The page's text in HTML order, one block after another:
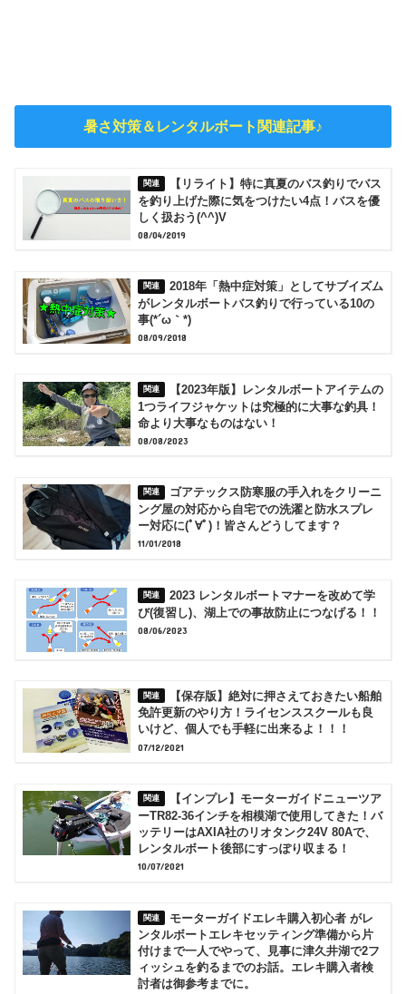
暑さ対策＆レンタルボート関連記事♪
【リライト】特に真夏のバス釣りでバス
を釣り上げた際に気をつけたい4点！バスを優
しく扱おう(^^)V
08/04/2019
2018年「熱中症対策」としてサブイズム
がレンタルボートバス釣りで行っている10の
事(*´ω｀*)
08/09/2018
【2023年版】レンタルボートアイテムの
1つライフジャケットは究極的に大事な釣具！
命より大事なものはない！
08/08/2023
ゴアテックス防寒服の手入れをクリーニ
ング屋の対応から自宅での洗濯と防水スプレ
ー対応に(ﾟ∀ﾟ)！皆さんどうしてます？
11/01/2018
2023 レンタルボートマナーを改めて学
び(復習し)、湖上での事故防止につなげる！！
08/06/2023
【保存版】絶対に押さえておきたい船舶
免許更新のやり方！ライセンススクールも良
いけど、個人でも手軽に出来るよ！！！
07/12/2021
【インプレ】モーターガイドニューツア
ーTR82-36インチを相模湖で使用してきた！バ
ッテリーはAXIA社のリオタンク24V 80Aで、
レンタルボート後部にすっぽり収まる！
10/07/2021
モーターガイドエレキ購入初心者 がレ
ンタルボートエレキセッティング準備から片
付けまで一人でやって、見事に津久井湖で2フ
ィッシュを釣るまでのお話。エレキ購入者検
討者は御参考までに。